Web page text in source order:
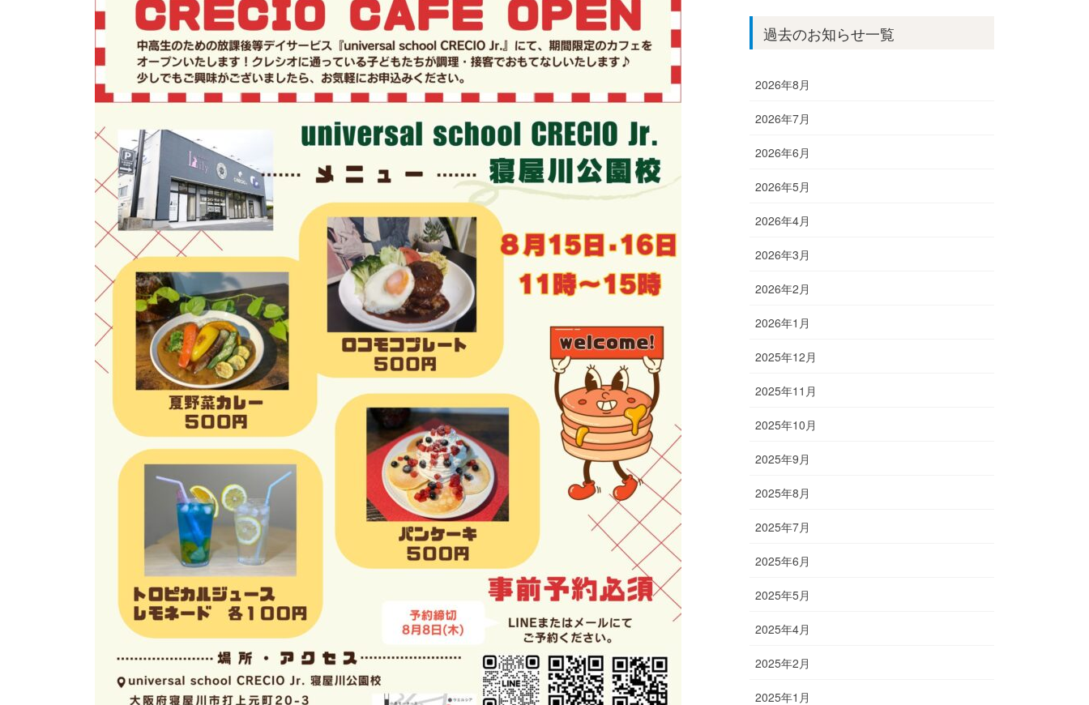
過去のお知らせ一覧
2026年8月
2026年7月
2026年6月
2026年5月
2026年4月
2026年3月
2026年2月
2026年1月
2025年12月
2025年11月
2025年10月
2025年9月
2025年8月
2025年7月
2025年6月
2025年5月
2025年4月
2025年2月
2025年1月